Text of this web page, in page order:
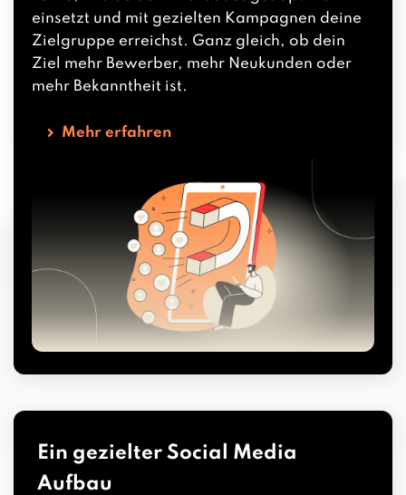
einsetzt und mit gezielten Kampagnen deine
Zielgruppe erreichst. Ganz gleich, ob dein
Ziel mehr Bewerber, mehr Neukunden oder
mehr Bekanntheit ist.
Mehr erfahren
Ein gezielter Social Media
Aufbau